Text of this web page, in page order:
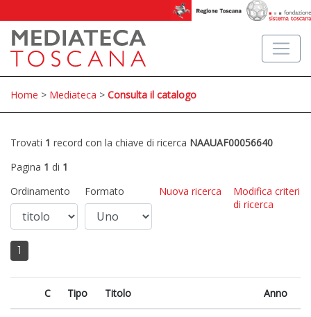
Home > Mediateca > Consulta il catalogo
Trovati 1 record con la chiave di ricerca NAAUAF00056640
Pagina 1 di 1
Ordinamento
Formato Nuova ricerca
Modifica criteri
di ricerca
1
C Tipo Titolo Anno